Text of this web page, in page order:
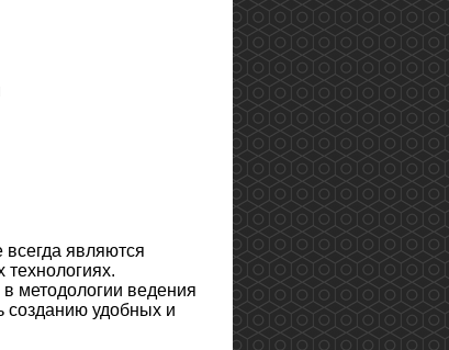
являются
методологии ведения
созданию удобных и